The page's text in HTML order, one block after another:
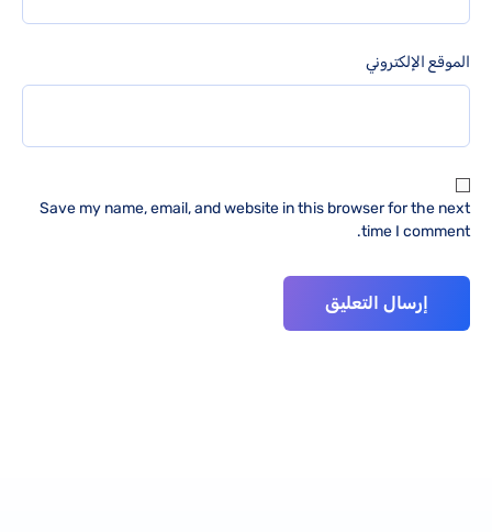
الموقع الإلكتروني
Save my name, email, and website in this browser for the next
time I comment.